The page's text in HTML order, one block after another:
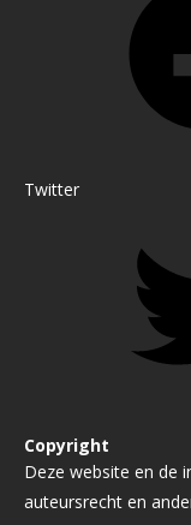
Twitter
Copyright
Deze website en de
auteursrecht en